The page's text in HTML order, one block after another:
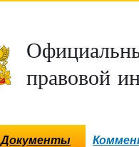
правовой
Документы